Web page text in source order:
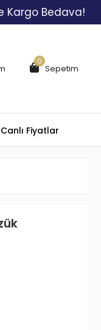
Bedava!
Sepetim
0
Canlı Fiyatlar